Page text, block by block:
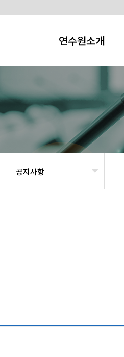
연수원소개
공지사항